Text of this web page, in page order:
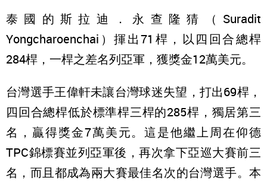
泰國的斯拉迪．永查隆猜（Suradit
Yongcharoenchai）揮出71桿，以四回合總桿
284桿，一桿之差名列亞軍，獲獎金12萬美元。
台灣選手王偉軒未讓台灣球迷失望，打出69桿，
四回合總桿低於標準桿三桿的285桿，獨居第三
名，贏得獎金7萬美元。這是他繼上周在仰德
TPC錦標賽並列亞軍後，再次拿下亞巡大賽前三
名，而且都成為兩大賽最佳名次的台灣選手。本